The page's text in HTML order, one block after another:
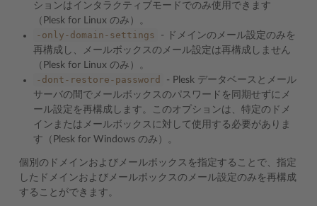
ションはインタラクティブモードでのみ使用できます
（Plesk for Linux のみ）。
-only-domain-settings
- ドメインのメール設定のみを
再構成し、メールボックスのメール設定は再構成しません
（Plesk for Linux のみ）。
-dont-restore-password
- Plesk データベースとメール
サーバの間でメールボックスのパスワードを同期せずにメ
ール設定を再構成します。このオプションは、特定のドメ
インまたはメールボックスに対して使用する必要がありま
す（Plesk for Windows のみ）。
個別のドメインおよびメールボックスを指定することで、指定
したドメインおよびメールボックスのメール設定のみを再構成
することができます。